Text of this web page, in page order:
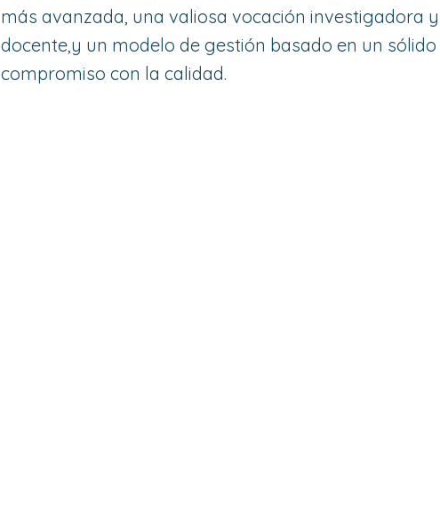
más avanzada, una valiosa vocación investigadora y
docente,y un modelo de gestión basado en un sólido
compromiso con la calidad.